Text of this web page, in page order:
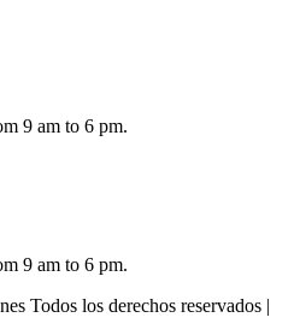
9 am to 6 pm.
9 am to 6 pm.
Todos los derechos reservados |